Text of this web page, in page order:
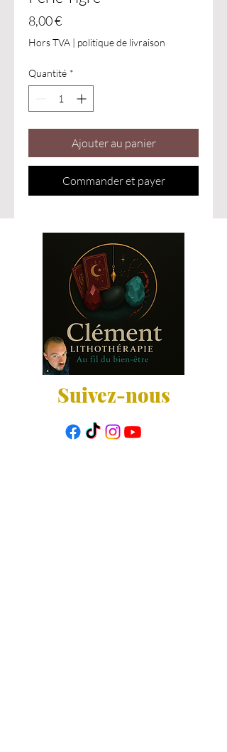
8,00 €Prix
Hors TVA | politique de livraison
Quantité *
Ajouter au panier
Commander et payer
Suivez-nous